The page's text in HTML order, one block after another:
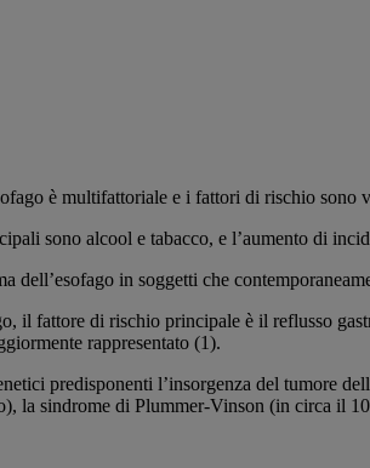
è multifattoriale e i fattori di rischio
sono alcool e tabacco, e l’aumento di
dell’esofago in soggetti che
il fattore di rischio principale è il reflusso
rappresentato (1).
predisponenti l’insorgenza del tumore
la sindrome di Plummer-Vinson (in circa il